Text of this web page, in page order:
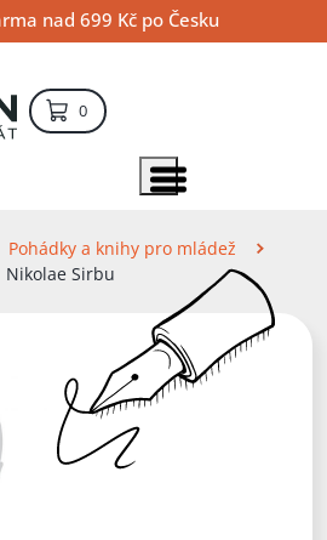
nad 699 Kč po Česku
0položek – košík
Zobrazit položky menu
Pohádky a knihy pro mládež
Nikolae Sirbu